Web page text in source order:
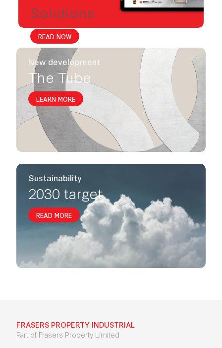
Solutions
READ NOW
New development
The Tube
LEARN MORE
Sustainability
2030 target
READ MORE
FRASERS PROPERTY INDUSTRIAL
Part of Frasers Property Limited